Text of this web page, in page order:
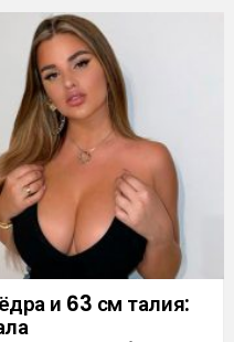
и 63 см талия: